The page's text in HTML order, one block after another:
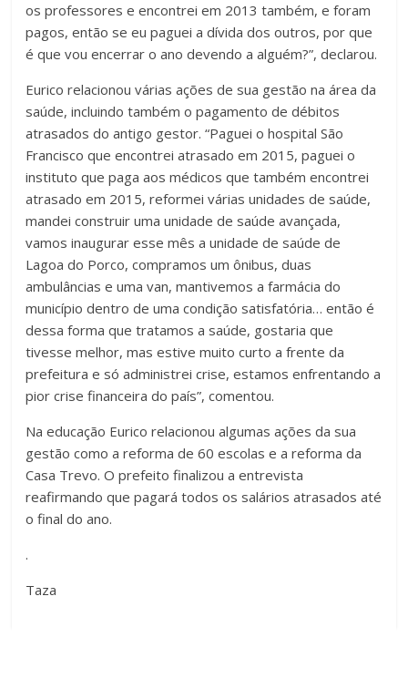
os professores e encontrei em 2013 também, e foram
pagos, então se eu paguei a dívida dos outros, por que
é que vou encerrar o ano devendo a alguém?”, declarou.
Eurico relacionou várias ações de sua gestão na área da
saúde, incluindo também o pagamento de débitos
atrasados do antigo gestor. “Paguei o hospital São
Francisco que encontrei atrasado em 2015, paguei o
instituto que paga aos médicos que também encontrei
atrasado em 2015, reformei várias unidades de saúde,
mandei construir uma unidade de saúde avançada,
vamos inaugurar esse mês a unidade de saúde de
Lagoa do Porco, compramos um ônibus, duas
ambulâncias e uma van, mantivemos a farmácia do
município dentro de uma condição satisfatória… então é
dessa forma que tratamos a saúde, gostaria que
tivesse melhor, mas estive muito curto a frente da
prefeitura e só administrei crise, estamos enfrentando a
pior crise financeira do país”, comentou.
Na educação Eurico relacionou algumas ações da sua
gestão como a reforma de 60 escolas e a reforma da
Casa Trevo. O prefeito finalizou a entrevista
reafirmando que pagará todos os salários atrasados até
o final do ano.
.
Taza